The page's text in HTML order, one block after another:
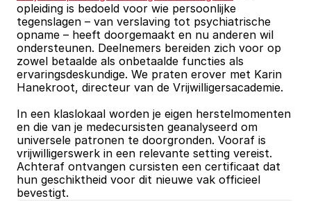
opleiding is bedoeld voor wie persoonlijke
tegenslagen – van verslaving tot psychiatrische
opname – heeft doorgemaakt en nu anderen wil
ondersteunen. Deelnemers bereiden zich voor op
zowel betaalde als onbetaalde functies als
ervaringsdeskundige. We praten erover met Karin
Hanekroot, directeur van de Vrijwilligersacademie.
In een klaslokaal worden je eigen herstelmomenten
en die van je medecursisten geanalyseerd om
universele patronen te doorgronden. Vooraf is
vrijwilligerswerk in een relevante setting vereist.
Achteraf ontvangen cursisten een certificaat dat
hun geschiktheid voor dit nieuwe vak officieel
bevestigt.